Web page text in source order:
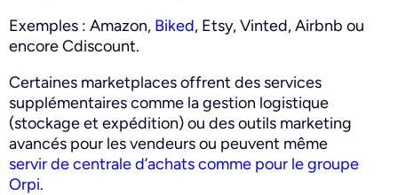
Exemples : Amazon, Biked, Etsy, Vinted, Airbnb ou
encore Cdiscount.
Certaines marketplaces offrent des services
supplémentaires comme la gestion logistique
(stockage et expédition) ou des outils marketing
avancés pour les vendeurs ou peuvent même
servir de centrale d’achats comme pour le groupe
Orpi.